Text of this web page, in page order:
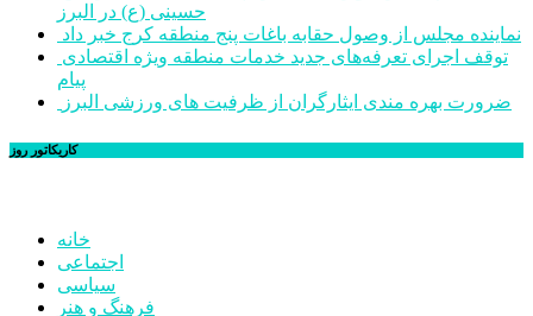
حسینی (ع) در البرز
نماینده مجلس از وصول حقابه باغات پنج منطقه کرج خبر داد
پیام
ضرورت بهره مندی ایثارگران از ظرفیت های ورزشی البرز
کاریکاتور روز
خانه
اجتماعی
سیاسی
فرهنگ و هنر